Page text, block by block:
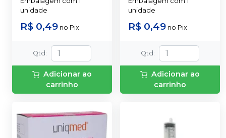
unidade
R$ 0,49 no Pix
Qtd :
Adicionar ao
carrinho
unidade
R$ 0,49 no Pix
Qtd :
Adicionar ao
carrinho